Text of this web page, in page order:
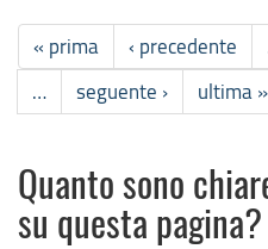
« prima ‹ precedente
…
seguente › ultima »
Quanto sono
su questa pagina?